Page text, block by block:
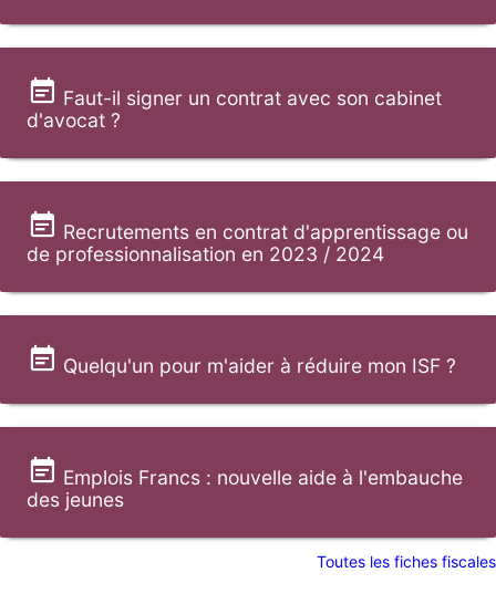
Faut-il signer un contrat avec son cabinet
d'avocat ?
Recrutements en contrat d'apprentissage ou
de professionnalisation en 2023 / 2024
Quelqu'un pour m'aider à réduire mon ISF ?
Emplois Francs : nouvelle aide à l'embauche
des jeunes
Toutes les fiches fiscales